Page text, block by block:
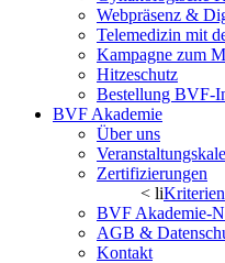
Webpräsenz &
Telemedizin mit
Kampagne zum
Hitzeschutz
Bestellung BVF-
BVF Akademie
Über uns
Zertifizierungen
< liKriterien
BVF Akademie-
AGB &
Kontakt